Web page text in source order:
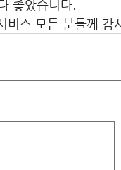
좋았습니다.
스 모든 분들께 감